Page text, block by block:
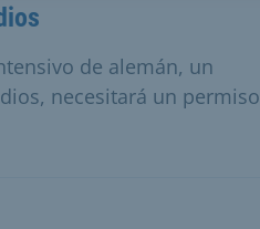
de alemán, un
necesitará un permiso